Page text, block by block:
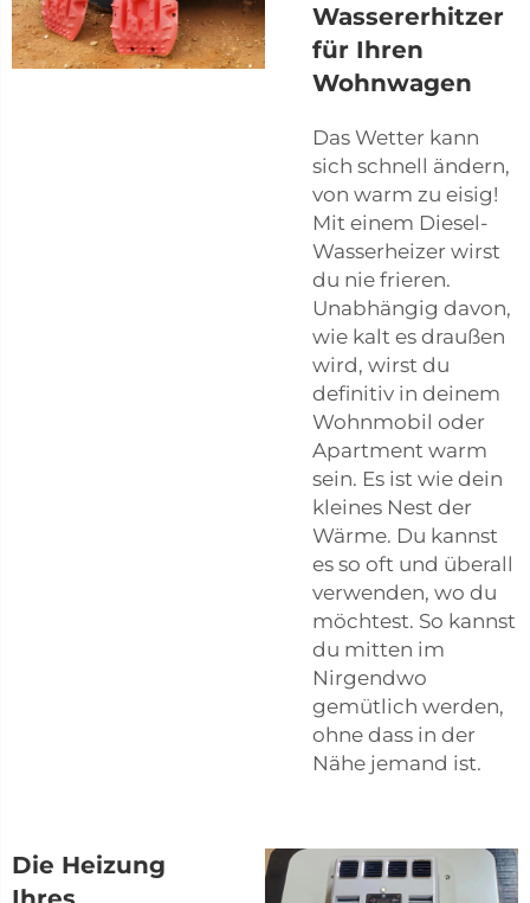
Wassererhitzer
für Ihren
Wohnwagen
Das Wetter kann
sich schnell ändern,
von warm zu eisig!
Mit einem Diesel-
Wasserheizer wirst
du nie frieren.
Unabhängig davon,
wie kalt es draußen
wird, wirst du
definitiv in deinem
Wohnmobil oder
Apartment warm
sein. Es ist wie dein
kleines Nest der
Wärme. Du kannst
es so oft und überall
verwenden, wo du
möchtest. So kannst
du mitten im
Nirgendwo
gemütlich werden,
ohne dass in der
Nähe jemand ist.
Die Heizung